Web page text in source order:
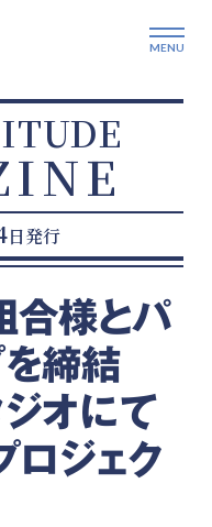
日発行
合様とパ
を締結
オにて
ロジェク